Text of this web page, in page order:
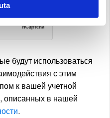
будут использоваться
с этим
к вашей учетной
описанных в нашей
.